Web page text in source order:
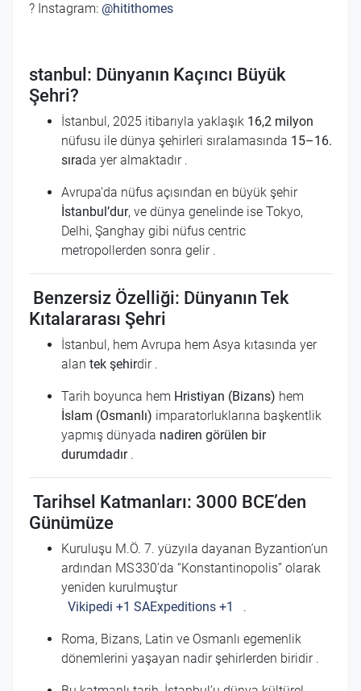
? Instagram: @hitithomes
stanbul: Dünyanın Kaçıncı Büyük
Şehri?
İstanbul, 2025 itibarıyla yaklaşık 16,2 milyon
nüfusu ile dünya şehirleri sıralamasında 15–16.
sırada yer almaktadır.
Avrupa’da nüfus açısından en büyük şehir
İstanbul’dur, ve dünya genelinde ise Tokyo,
Delhi, Şanghay gibi nüfus centric
metropollerden sonra gelir.
Benzersiz Özelliği: Dünyanın Tek
Kıtalararası Şehri
İstanbul, hem Avrupa hem Asya kıtasında yer
alan tek şehirdir.
Tarih boyunca hem Hristiyan (Bizans) hem
İslam (Osmanlı) imparatorluklarına başkentlik
yapmış dünyada nadiren görülen bir
durumdadır.
Tarihsel Katmanları: 3000 BCE’den
Günümüze
Kuruluşu M.Ö. 7. yüzyıla dayanan Byzantion’un
ardından MS 330’da “Konstantinopolis” olarak
yeniden kurulmuştur
Vikipedi +1 SAExpeditions +1 .
Roma, Bizans, Latin ve Osmanlı egemenlik
dönemlerini yaşayan nadir şehirlerden biridir.